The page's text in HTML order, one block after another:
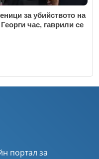
за убийството на
час, гаврили се
портал за